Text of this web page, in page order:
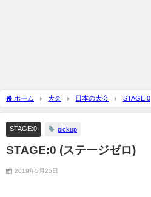
ホーム 大会 日本の大会 STAGE:0
STAGE:0 pickup
STAGE:0 (ステージゼロ)
2019年5月25日